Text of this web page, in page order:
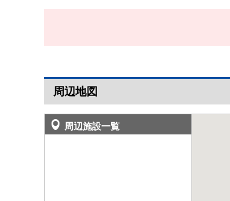
周辺地図
周辺施設一覧